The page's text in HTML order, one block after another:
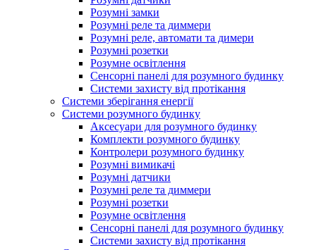
Розумні замки
Розумні реле та диммери
Розумні реле, автомати та димери
Розумні розетки
Розумне освітлення
Сенсорні панелі для розумного будинку
Системи захисту від протікання
Системи зберігання енергії
Системи розумного будинку
Аксесуари для розумного будинку
Комплекти розумного будинку
Контролери розумного будинку
Розумні вимикачі
Розумні датчики
Розумні реле та диммери
Розумні розетки
Розумне освітлення
Сенсорні панелі для розумного будинку
Системи захисту від протікання